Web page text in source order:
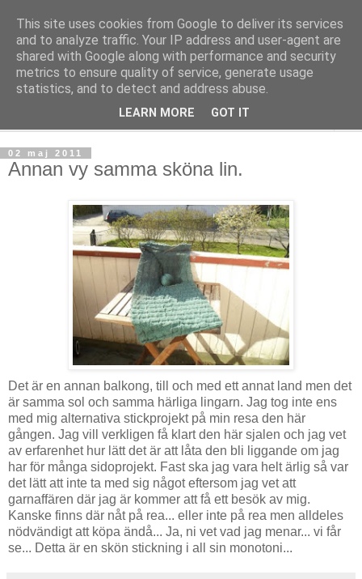
mönsterlöst
virkning och stickning maskor och varv, mönsterlöst
02 maj 2011
Annan vy samma sköna lin.
Det är en annan balkong, till och med ett annat land men det
är samma sol och samma härliga lingarn. Jag tog inte ens
med mig alternativa stickprojekt på min resa den här
gången. Jag vill verkligen få klart den här sjalen och jag vet
av erfarenhet hur lätt det är att låta den bli liggande om jag
har för många sidoprojekt. Fast ska jag vara helt ärlig så var
det lätt att inte ta med sig något eftersom jag vet att
garnaffären där jag är kommer att få ett besök av mig.
Kanske finns där nåt på rea... eller inte på rea men alldeles
nödvändigt att köpa ändå... Ja, ni vet vad jag menar... vi får
se... Detta är en skön stickning i all sin monotoni...
This site uses cookies from Google to deliver its services
and to analyze traffic. Your IP address and user-agent are
shared with Google along with performance and security
metrics to ensure quality of service, generate usage
statistics, and to detect and address abuse.
LEARN MORE GOT IT